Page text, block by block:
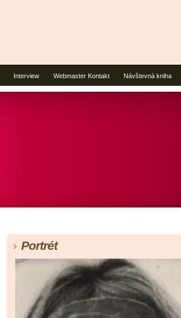
Interview Webmaster Kontakt Návštevná kniha
Portrét